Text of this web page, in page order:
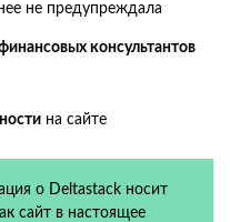
не предупреждала
консультантов
на сайте
о Deltastack носит
сайт в настоящее